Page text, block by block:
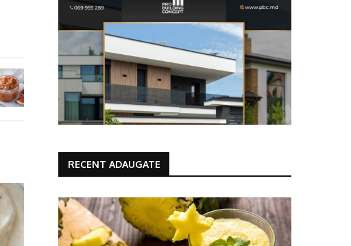
RECENT ADAUGATE